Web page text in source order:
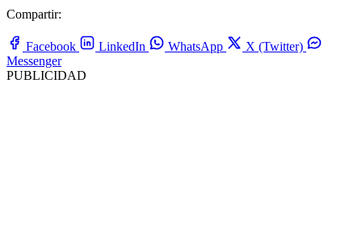
Compartir:
Facebook LinkedIn WhatsApp
X (Twitter)
Messenger
PUBLICIDAD